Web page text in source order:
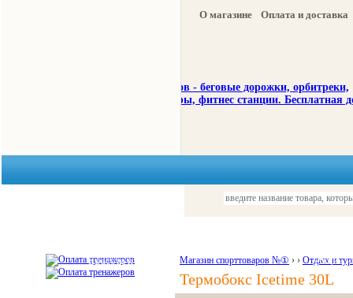
О магазине Оплата и доставка
Красота и здоровье Акции и
Магазин спорттоваров №① › › Отдых и
Термобокс Icetime 30L